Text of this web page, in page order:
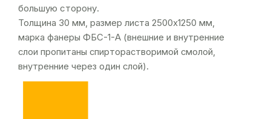
большую сторону.
Толщина 30 мм, размер листа 2500х1250 мм,
марка фанеры ФБС-1-А (внешние и внутренние
слои пропитаны спирторастворимой смолой,
внутренние через один слой).